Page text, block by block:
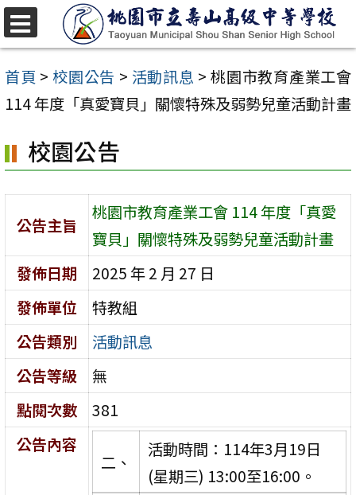
跳
至
主
要
容
區
首頁 > 校園公告 > 活動訊息 > 桃園市教育產業工會
114 年度「真愛寶貝」關懷特殊及弱勢兒童活動計畫
校園公告
公告主旨
桃園市教育產業工會 114 年度「真愛
寶貝」關懷特殊及弱勢兒童活動計畫
發佈日期
2025 年 2 月 27 日
發佈單位
特教組
公告類別
活動訊息
公告等級
無
點閱次數
381
公告內容
二、
活動時間：114年3月19日
(星期三) 13:00至16:00。
選
單